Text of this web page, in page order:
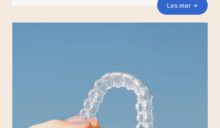
Les mer